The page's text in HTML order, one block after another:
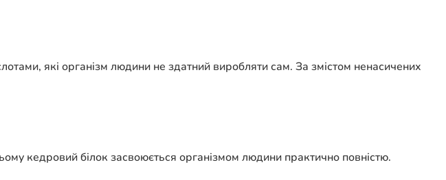
які організм людини не здатний виробляти сам. За змістом ненасичених
кедровий білок засвоюється організмом людини практично повністю.